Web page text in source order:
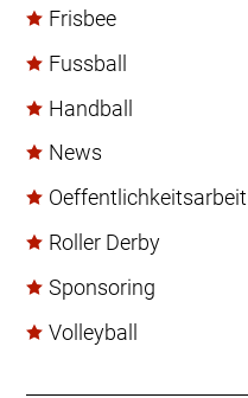
Frisbee
Fussball
Handball
News
Oeffentlichkeitsarbeit
Roller Derby
Sponsoring
Volleyball